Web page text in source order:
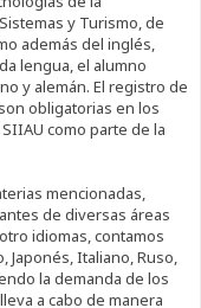
y Turismo, de
además del inglés,
lengua, el alumno
y alemán. El registro de
obligatorias en los
como parte de la
mencionadas,
de diversas áreas
idiomas, contamos
Japonés, Italiano, Ruso,
la demanda de los
a cabo de manera